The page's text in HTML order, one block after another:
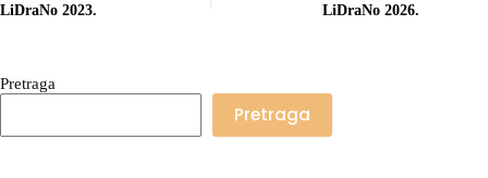
LiDraNo 2023. LiDraNo 2026.
Pretraga
Pretraga